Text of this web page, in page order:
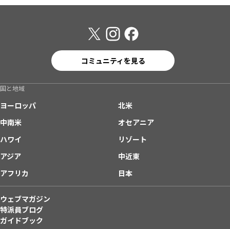
コミュニティを見る
国と地域
ヨーロッパ
北米
中南米
オセアニア
ハワイ
リゾート
アジア
中近東
アフリカ
日本
ウェブマガジン
特派員ブログ
ガイドブック